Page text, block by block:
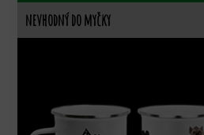
nevhodný do myčky